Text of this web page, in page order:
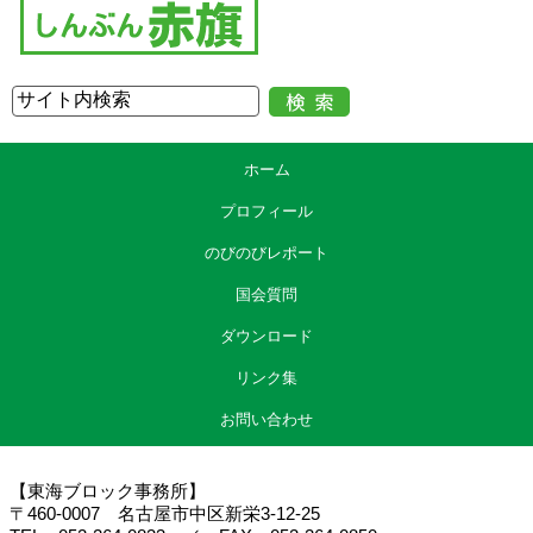
ホーム
プロフィール
のびのびレポート
国会質問
ダウンロード
リンク集
お問い合わせ
【東海ブロック事務所】
〒460-0007 名古屋市中区新栄3-12-25